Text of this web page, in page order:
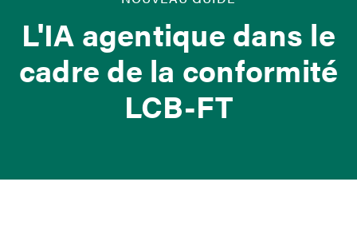
L'IA agentique dans le
cadre de la conformité
LCB-FT